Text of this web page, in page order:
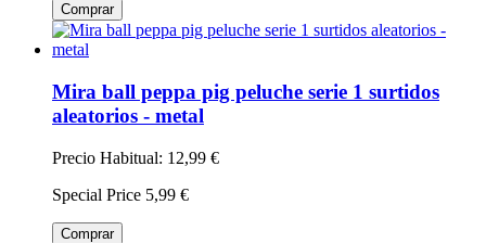
Comprar
Mira ball peppa pig peluche serie 1 surtidos
aleatorios - metal
Precio Habitual: 12,99 €
Special Price 5,99 €
Comprar